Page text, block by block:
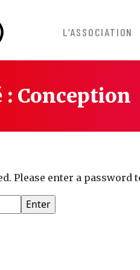
L’ASSOCIATION
: Conception
Please enter a password